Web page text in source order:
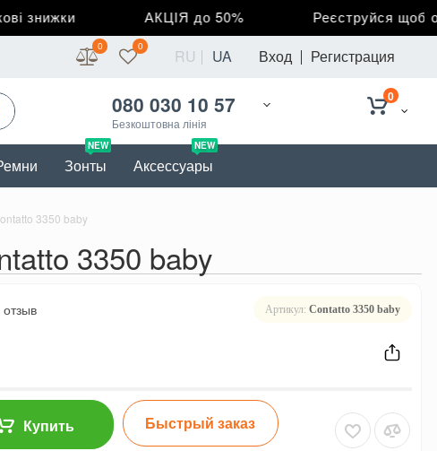
знижки АКЦІЯ до 50% Реєструйся щоб
Вход Регистрация
0 0 RU UA
080 030 10 57
Безкоштовна лінія
0
NEW
Зонты
NEW
Аксессуары
3350 baby
3350 baby
отзыв Артикул: Contatto 3350 baby
Купить Быстрый заказ